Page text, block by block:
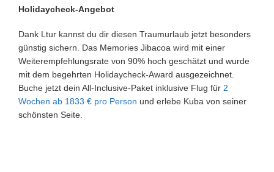
Holidaycheck-Angebot
Dank Ltur kannst du dir diesen Traumurlaub jetzt besonders
günstig sichern. Das Memories Jibacoa wird mit einer
Weiterempfehlungsrate von 90% hoch geschätzt und wurde
mit dem begehrten Holidaycheck-Award ausgezeichnet.
Buche jetzt dein All-Inclusive-Paket inklusive Flug für 2
Wochen ab 1833 € pro Person und erlebe Kuba von seiner
schönsten Seite.